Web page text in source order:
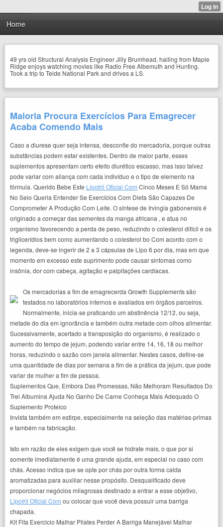
Home
49 yrs old Structural Analysis Engineer Jilly Brumhead, hailing from Maple
Ridge enjoys watching movies like Radio Free Albemuth and Hunting.
Took a trip to Teide National Park and drives a LS.
Maioria Procura Exercícios Para Emagrecer
Acaba Comendo Mais
Caso a diurese quer seja intensa, desconfie do mercadoria, porque outras
substâncias podem estar existentes. Dentro de maior parte, esses
suplementos apresentam certo efeito diurético escasso, mas isso talvez
pode variar com aliança com cada indivíduo e o tipo de elemento na
fórmula. Querido Bebe Este Lipotril Oficial Com Cinco Meses E Só Mama
No Seio Queria Entender Se Exercícios Com Dieta São Capazes De
Comprometer A Produção Com Leite. O síntese de Irvingia gabonensis é
originado a começar das sementes da manga africana , e atua no
organismo favorecendo a perda de peso, reduzindo o colesterol difícil e os
triglicerídios bem como aumentando o colesterol bo Com acordo com o
legenda, deve-se ingerir de 2 a 3 cápsulas de Lipo 6 por dia, mas em que
momento em excesso este suprimento pode causar sintomas como
insônia, dor com cabeça, agitação e palpitações cardíacas.
Os mercadorias a fim de emagrecerda Growth Supplements são
testados no laboratórios internos e avaliados em órgãos parceiros.
Normalmente, inicia-se praticando um abstinência 12/12, ou seja,
metade do dia em ignorância e também outra metade com olhos alimentar.
Sucessivamente, acertado a transposição do organismo, é realizado o
aumento do tempo de jejum, podendo variar entre 14, 16, 18 ou melhor
horas, reduzindo o sazão com janela alimentar. Nestes casos, define-se
uma quantidade de dias por semana a fim de a prática da jejum, que pode
variar de mulher a fim de pessoa.
Suplementos Que, Embora Das Promessas, Não Melhoram Resultados Do
Trei Albumina Ajuda No Ganho De Carne Conheça Mais Adequado O
Suplemento Proteico
Invista também em estirpe, especialmente na seleção das matérias-primas
e também na fabricação.
Isto em razão de eles exigem que você se hidrate mais, o que por si
somente imediatamente é uma grande ajuda, em especial no caso com
chás. Acesso indica que se opte por chás por outra forma calda
aromatizadas para auxiliar nesse propósito. Desqualificado deve
proporcionar negócios milagrosas destinado a entrar a esse objetivo,
Lipotril Oficial Com ou colocar que você deva possuir uma barriga
chapada.
Kit Fita Exercicio Malhar Pilates Perder A Barriga Manejável Malhar